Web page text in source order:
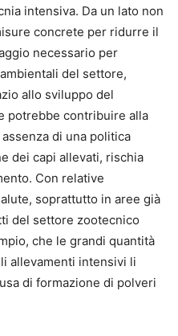
intensiva. Da un lato non
concrete per ridurre il
necessario per
del settore,
allo sviluppo del
potrebbe contribuire alla
di una politica
dei capi allevati, rischia
Con relative
soprattutto in aree già
del settore zootecnico
che le grandi quantità
allevamenti intensivi li
di formazione di polveri